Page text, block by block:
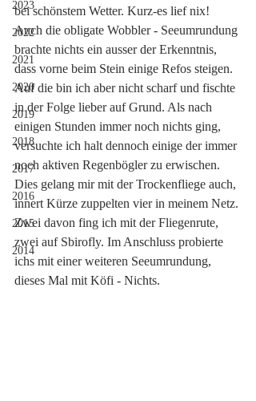
2023
2022
2021
2020
2019
2018
2017
2016
2015
2014
bei schönstem Wetter. Kurz-es lief nix!
Auch die obligate Wobbler - Seeumrundung
brachte nichts ein ausser der Erkenntnis,
dass vorne beim Stein einige Refos steigen.
Auf die bin ich aber nicht scharf und fischte
in der Folge lieber auf Grund. Als nach
einigen Stunden immer noch nichts ging,
versuchte ich halt dennoch einige der immer
noch aktiven Regenbögler zu erwischen.
Dies gelang mir mit der Trockenfliege auch,
innert Kürze zuppelten vier in meinem Netz.
Zwei davon fing ich mit der Fliegenrute,
zwei auf Sbirofly. Im Anschluss probierte
ichs mit einer weiteren Seeumrundung,
dieses Mal mit Köfi - Nichts.